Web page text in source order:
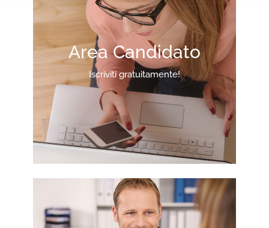
Area Candidato
Iscriviti gratuitamente!